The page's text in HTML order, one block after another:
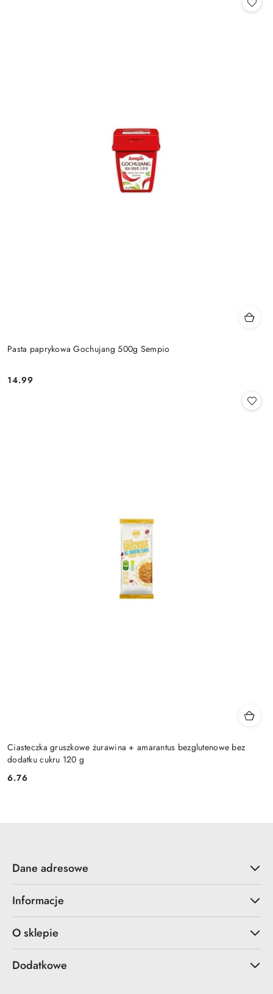
Pasta paprykowa Gochujang 500g Sempio
Cena:
14.99
Ciasteczka gruszkowe żurawina + amarantus bezglutenowe bez
dodatku cukru 120 g
Cena:
6.76
Dane adresowe
Informacje
O sklepie
Dodatkowe